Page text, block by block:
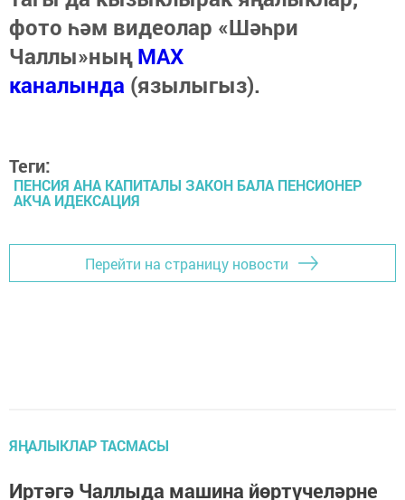
фото һәм видеолар «Шәһри
Чаллы»ныңMAX
каналында (язылыгыз).
Теги:
ПЕНСИЯ АНА КАПИТАЛЫ ЗАКОН БАЛА ПЕНСИОНЕР
АКЧА ИДЕКСАЦИЯ
Перейти на страницу новости
ЯҢАЛЫКЛАР ТАСМАСЫ
Иртәгә Чаллыда машина йөртүчеләрне